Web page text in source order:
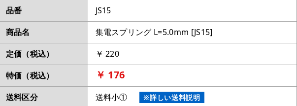
品番
JS15
商品名
集電スプリング L=5.0mm [JS15]
定価（税込）
￥ 220
特価（税込）
￥ 176
送料区分 送料小① ※詳しい送料説明